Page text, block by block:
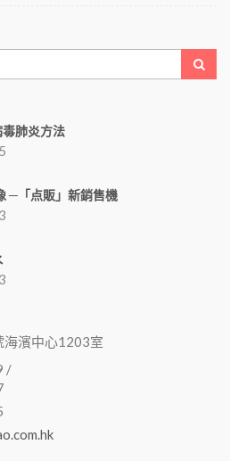
肺炎方法
─「点販」新銷售機
濱中心1203室
/